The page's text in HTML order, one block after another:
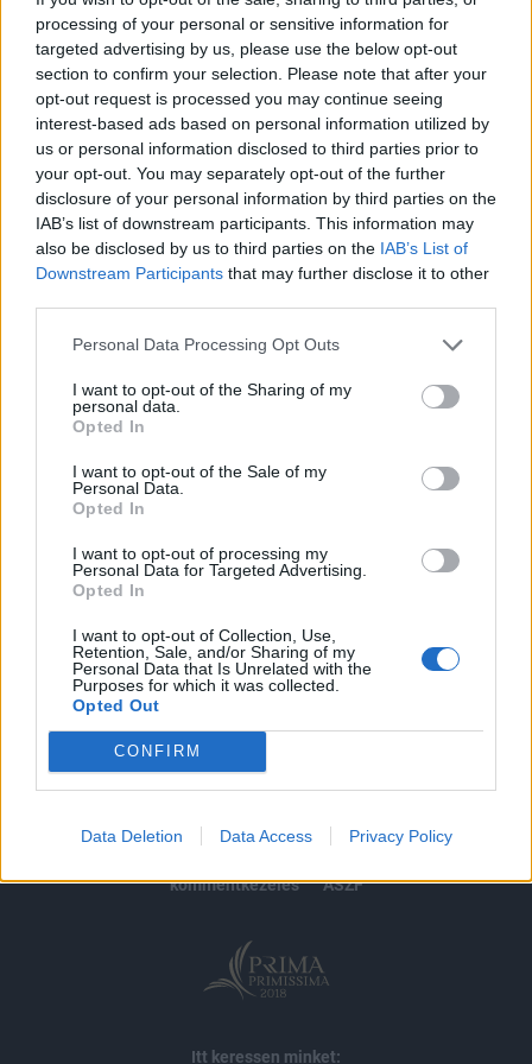
processing of your personal or sensitive information for
targeted advertising by us, please use the below opt-out
section to confirm your selection. Please note that after your
opt-out request is processed you may continue seeing
interest-based ads based on personal information utilized by
us or personal information disclosed to third parties prior to
your opt-out. You may separately opt-out of the further
disclosure of your personal information by third parties on the
IAB’s list of downstream participants. This information may
also be disclosed by us to third parties on the IAB’s List of
Downstream Participants that may further disclose it to other
Personal Data Processing Opt Outs
I want to opt-out of the Sharing of my
personal data.
Opted In
I want to opt-out of the Sale of my
Personal Data.
Opted In
I want to opt-out of processing my
Personal Data for Targeted Advertising.
Opted In
I want to opt-out of Collection, Use,
Retention, Sale, and/or Sharing of my
Personal Data that Is Unrelated with the
Purposes for which it was collected.
Opted Out
CONFIRM
Data Deletion Data Access Privacy Policy
import ÁFÁ-t abban az esetben, ha gépjárművet hoznak be
az országba, de ez csak a tranzakció után szükséges. Egy
másik változás, hogy azok a termelők is bejelentkezhetnek
az EVA törvény hatálya alá, akik az elmúlt években igénybe
vették a kormány kompenzációs felárát.
KEDVES OLVASÓNK!
A keresett cikk a portfolio.hu hírarchívumához
tartozik, melynek olvasása előfizetéses
regisztrációhoz kötött.
Az előfizetés a következőket tartalmazza:
Portfolio.hu teljes cikkarchívum
Kötéslisták: BÉT elmúlt 2 év napon belüli
kötéslistái
MÁR ELŐFIZETŐNK VAGY? BEJELENTKEZÉS
© 2026 Portfolio
adatvédelem
szerzői jogok médiaajánlat
karrier
kommentkezelés
ÁSZF
Itt keressen minket: